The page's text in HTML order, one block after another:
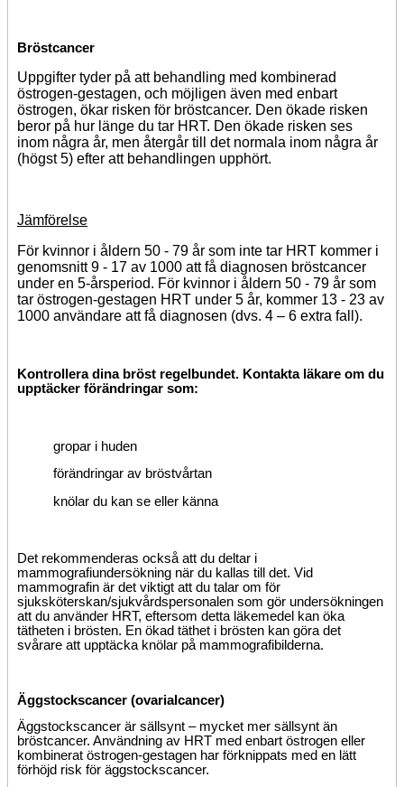
Bröstcancer
Uppgifter tyder på att behandling med kombinerad
östrogen-gestagen, och möjligen även med enbart
östrogen, ökar risken för bröstcancer. Den ökade risken
beror på hur länge du tar HRT. Den ökade risken ses
inom några år, men återgår till det normala inom några år
(högst 5) efter att behandlingen upphört.
Jämförelse
För kvinnor i åldern 50 - 79 år som inte tar HRT kommer i
genomsnitt 9 - 17 av 1000 att få diagnosen bröstcancer
under en 5-årsperiod. För kvinnor i åldern 50 - 79 år som
tar östrogen-gestagen HRT under 5 år, kommer 13 - 23 av
1000 användare att få diagnosen (dvs. 4 – 6 extra fall).
Kontrollera dina bröst regelbundet. Kontakta läkare om du
upptäcker förändringar som:
gropar i huden
förändringar av bröstvårtan
knölar du kan se eller känna
Det rekommenderas också att du deltar i
mammografiundersökning när du kallas till det. Vid
mammografin är det viktigt att du talar om för
sjuksköterskan/sjukvårdspersonalen som gör undersökningen
att du använder HRT, eftersom detta läkemedel kan öka
tätheten i brösten. En ökad täthet i brösten kan göra det
svårare att upptäcka knölar på mammografibilderna.
Äggstockscancer (ovarialcancer)
Äggstockscancer är sällsynt – mycket mer sällsynt än
bröstcancer. Användning av HRT med enbart östrogen eller
kombinerat östrogen-gestagen har förknippats med en lätt
förhöjd risk för äggstockscancer.